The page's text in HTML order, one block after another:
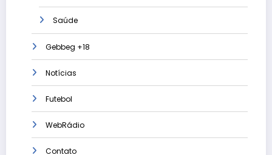
Saúde
Gebbeg +18
Notícias
Futebol
WebRádio
Contato